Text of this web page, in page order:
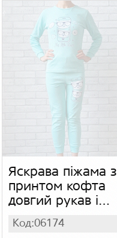
Яскрава піжама з
принтом кофта
довгий рукав і
штани на манжеті
для дівчинки
Код:06174